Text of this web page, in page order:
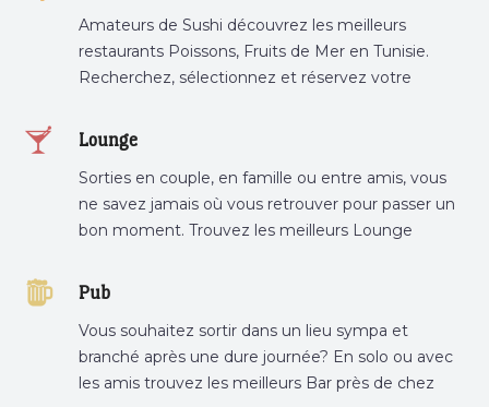
Amateurs de Sushi découvrez les meilleurs
restaurants Poissons, Fruits de Mer en Tunisie.
Recherchez, sélectionnez et réservez votre
Lounge
Sorties en couple, en famille ou entre amis, vous
ne savez jamais où vous retrouver pour passer un
bon moment. Trouvez les meilleurs Lounge
Pub
Vous souhaitez sortir dans un lieu sympa et
branché après une dure journée? En solo ou avec
les amis trouvez les meilleurs Bar près de chez